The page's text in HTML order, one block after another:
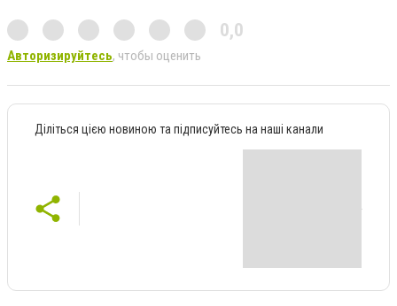
0,0
Авторизируйтесь, чтобы оценить
Діліться цією новиною та підписуйтесь на наші канали